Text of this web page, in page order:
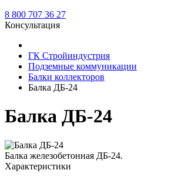
8 800 707 36 27
Консультация
ГК Стройиндустрия
Подземные коммуникации
Балки коллекторов
Балка ДБ-24
Балка ДБ-24
Балка железобетонная ДБ-24.
Характеристики